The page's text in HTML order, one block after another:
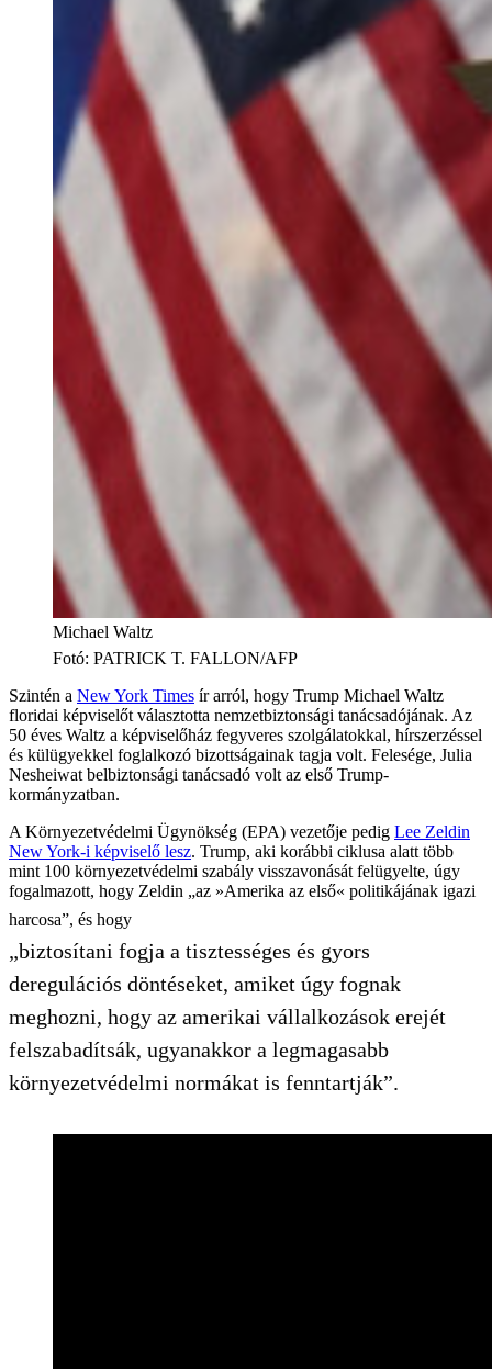
Michael Waltz
Fotó: PATRICK T. FALLON/AFP
Szintén a New York Times ír arról, hogy Trump Michael Waltz
floridai képviselőt választotta nemzetbiztonsági tanácsadójának. Az
50 éves Waltz a képviselőház fegyveres szolgálatokkal, hírszerzéssel
és külügyekkel foglalkozó bizottságainak tagja volt. Felesége, Julia
Nesheiwat belbiztonsági tanácsadó volt az első Trump-
kormányzatban.
A Környezetvédelmi Ügynökség (EPA) vezetője pedig Lee Zeldin
New York-i képviselő lesz. Trump, aki korábbi ciklusa alatt több
mint 100 környezetvédelmi szabály visszavonását felügyelte, úgy
fogalmazott, hogy Zeldin „az »Amerika az első« politikájának igazi
harcosa”, és hogy
„biztosítani fogja a tisztességes és gyors
deregulációs döntéseket, amiket úgy fognak
meghozni, hogy az amerikai vállalkozások erejét
felszabadítsák, ugyanakkor a legmagasabb
környezetvédelmi normákat is fenntartják”.